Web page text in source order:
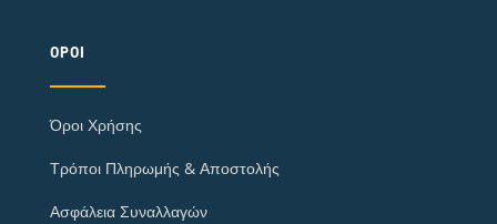
ΌΡΟΙ
Όροι Χρήσης
Τρόποι Πληρωμής & Αποστολής
Ασφάλεια Συναλλαγών